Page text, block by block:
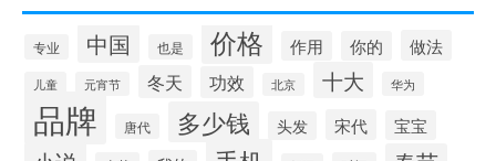
专业 中国 也是 价格 作用 你的 做法
儿童 元宵节 冬天 功效 北京 十大 华为
品牌 唐代 多少钱 头发 宋代 宝宝